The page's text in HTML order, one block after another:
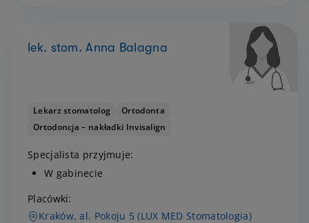
lek. stom. Anna Balagna
Lekarz stomatolog
Ortodonta
Ortodoncja – nakładki Invisalign
Specjalista przyjmuje:
W gabinecie
Placówki:
Kraków, al. Pokoju 5 (LUX MED Stomatologia)